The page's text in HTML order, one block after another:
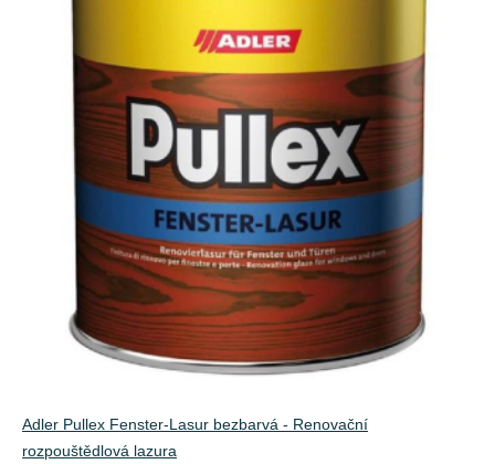
Adler Pullex Fenster-Lasur bezbarvá - Renovační
rozpouštědlová lazura